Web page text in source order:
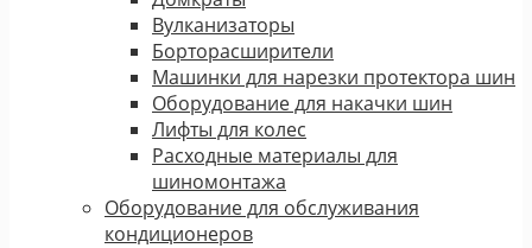
Вулканизаторы
Борторасширители
Машинки для нарезки протектора шин
Оборудование для накачки шин
Лифты для колес
Расходные материалы для
шиномонтажа
Оборудование для обслуживания
кондиционеров